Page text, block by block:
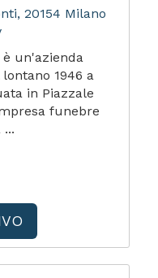
20154 Milano
un'azienda
1946 a
in Piazzale
funebre